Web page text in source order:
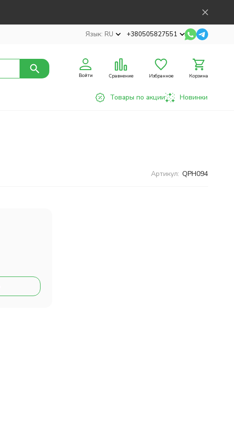
Язык: RU +380505827551
Войти Сравнение Избранное Корзина
Товары по акции Новинки
Артикул: QPH094